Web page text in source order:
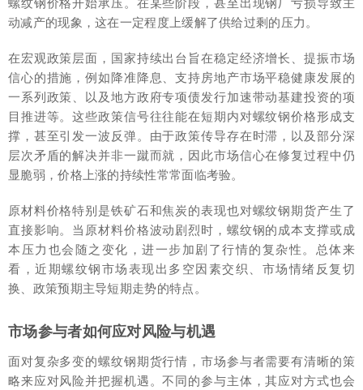
动减产的现象，这在一定程度上缓解了供给过剩的压力。
在宏观政策层面，国家持续出台旨在稳定经济增长、提振市场
信心的措施，例如降准降息、支持房地产市场平稳健康发展的
一系列政策、以及地方政府专项债发行加速带动基建投资的项
目推进等。这些政策信号往往能在短期内对螺纹钢价格形成支
撑，甚至引发一波反弹。由于政策传导存在时滞，以及部分深
层次矛盾的解决并非一蹴而就，因此市场信心在修复过程中仍
显脆弱，价格上涨的持续性常常面临考验。
原材料价格特别是铁矿石和焦炭的表现也对螺纹钢期货产生了
直接影响。当原材料价格波动剧烈时，螺纹钢的成本支撑或成
本压力也会随之变化，进一步加剧了行情的复杂性。总体来
看，近期螺纹钢市场表现出多空因素交织、市场情绪反复切
换、政策预期主导短期走势的特点。
市场参与者如何应对风险与机遇
面对复杂多变的螺纹钢期货行情，市场参与者需要有清晰的策
略来应对风险并把握机遇。不同的参与主体，其应对方式也会